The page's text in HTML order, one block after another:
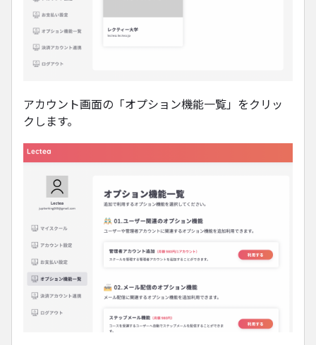
アカウント画面の「オプション機能一覧」をクリッ
クします。